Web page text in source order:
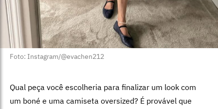
Foto: Instagram/@evachen212
Qual peça você escolheria para finalizar um look com
um boné e uma camiseta oversized? É provável que